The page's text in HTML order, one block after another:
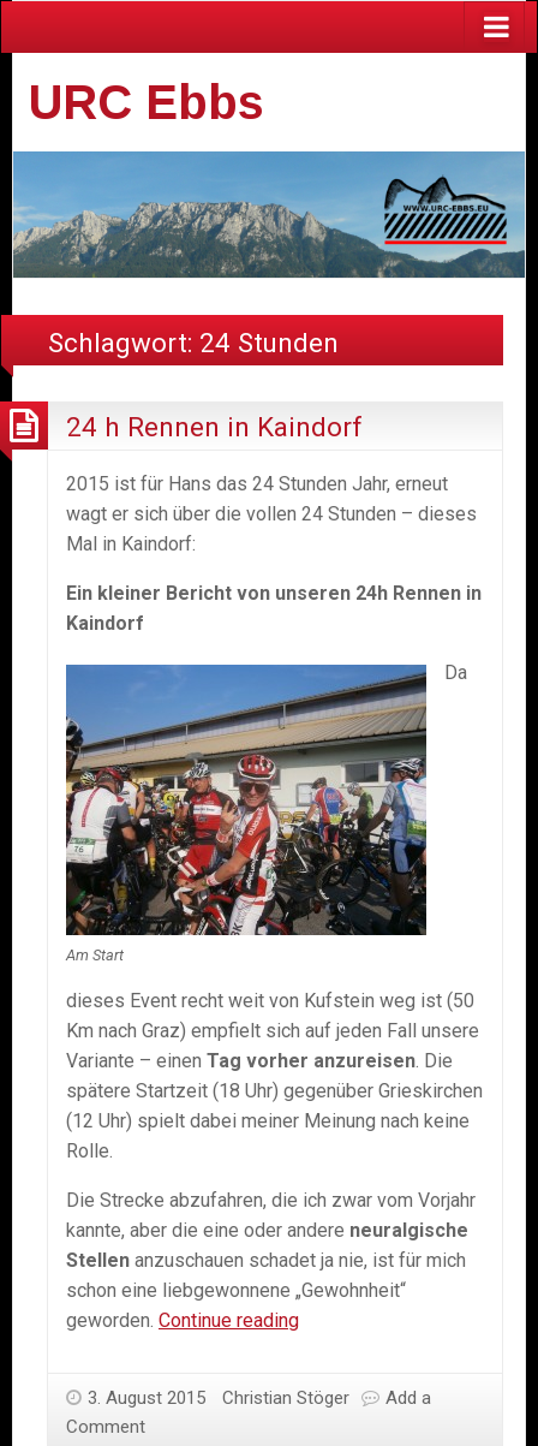
URC Ebbs
Schlagwort: 24 Stunden
24 h Rennen in Kaindorf
2015 ist für Hans das 24 Stunden Jahr, erneut
wagt er sich über die vollen 24 Stunden – dieses
Mal in Kaindorf:
Ein kleiner Bericht von unseren 24h Rennen in
Kaindorf
Am Start
Da
dieses Event recht weit von Kufstein weg ist (50
Km nach Graz) empfielt sich auf jeden Fall unsere
Variante – einen Tag vorher anzureisen . Die
spätere Startzeit (18 Uhr) gegenüber Grieskirchen
(12 Uhr) spielt dabei meiner Meinung nach keine
Rolle.
Die Strecke abzufahren, die ich zwar vom Vorjahr
kannte, aber die eine oder andere neuralgische
Stellen anzuschauen schadet ja nie, ist für mich
schon eine liebgewonnene „Gewohnheit“
geworden. Continue reading24
in
3. August 2015 Christian Stöger
Add a
Comment